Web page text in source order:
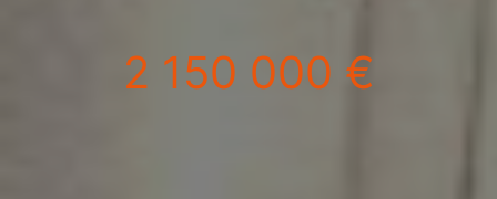
2 150 000 €